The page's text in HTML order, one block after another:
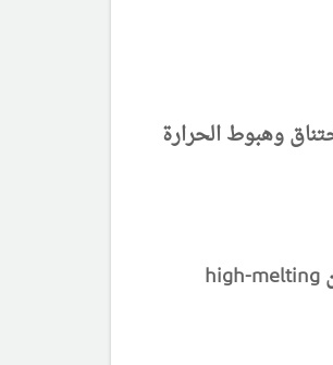
وهبوط الحرارة
يتصلب الشحم الوليدي في الحرارة العالية نسبيا بسبب تركيزه العالي نسبيا من الحموض الدسمة المشبعة عالية درجة الذوبان high-melting